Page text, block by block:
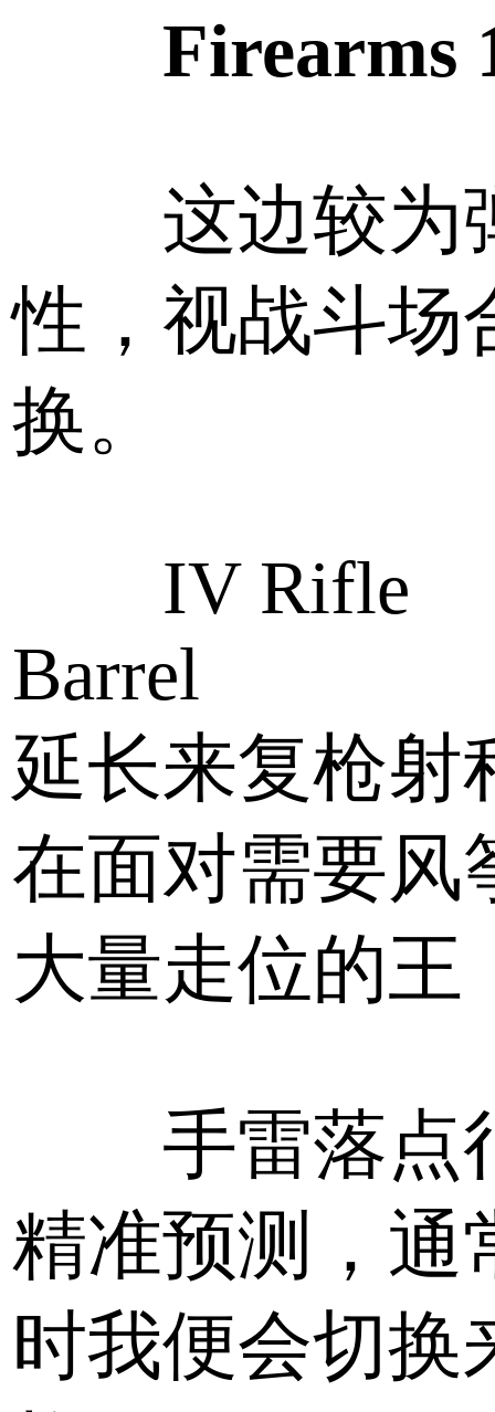
Firearms
这边较为
性，视战斗场
换。
IV Rifle
延长来复枪射
在面对需要风
大量走位的王
手雷落点
精准预测，通
时我便会切换